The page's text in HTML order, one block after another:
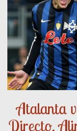
Atalanta
Directo,